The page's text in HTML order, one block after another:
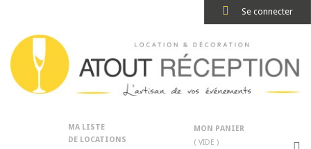
Se connecter
MA LISTE
DE LOCATIONS
MON PANIER
( VIDE )